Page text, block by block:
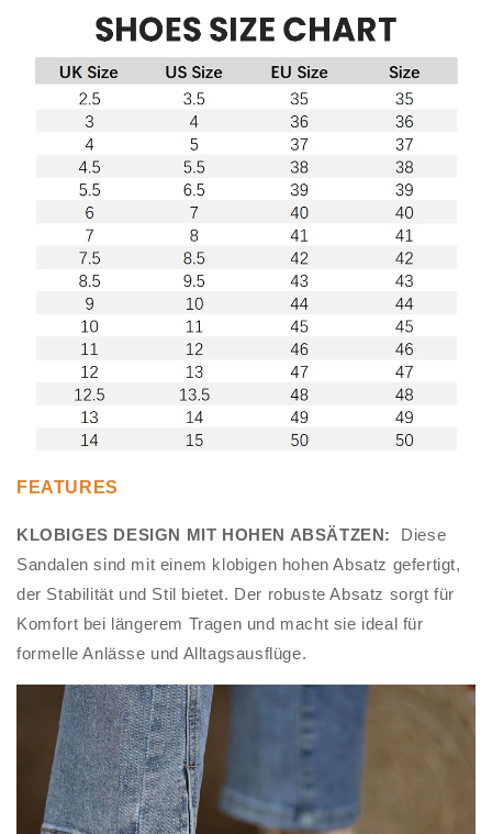
FEATURES
KLOBIGES DESIGN MIT HOHEN ABSÄTZEN: Diese
Sandalen sind mit einem klobigen hohen Absatz gefertigt,
der Stabilität und Stil bietet. Der robuste Absatz sorgt für
Komfort bei längerem Tragen und macht sie ideal für
formelle Anlässe und Alltagsausflüge.